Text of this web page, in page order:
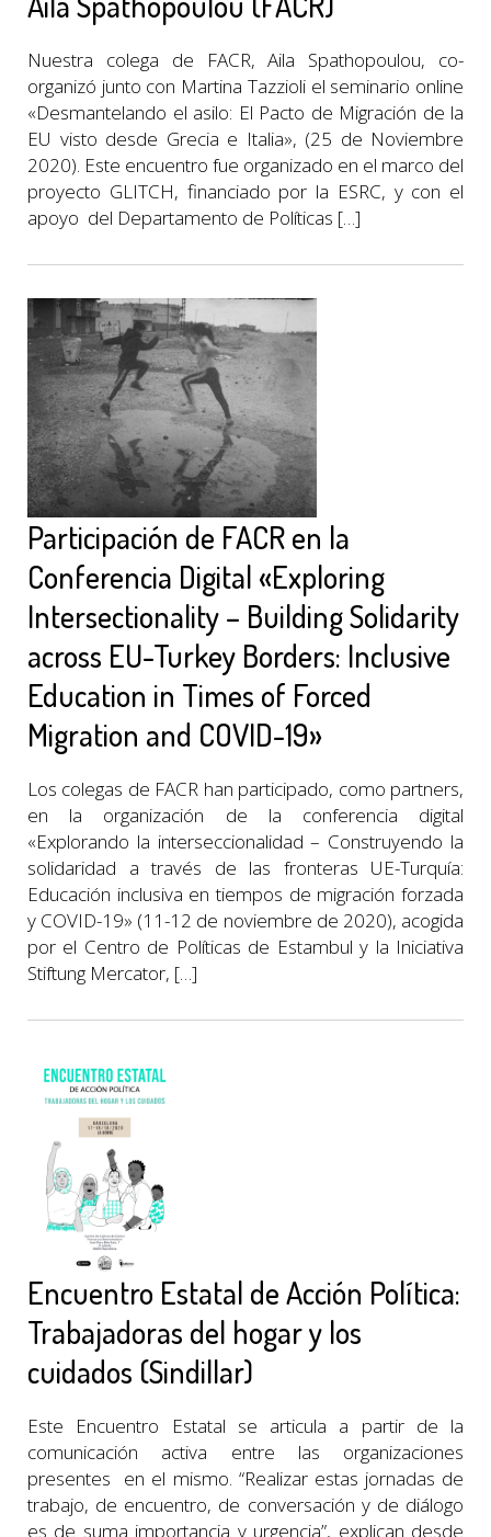
Nuestra colega de FACR, Aila Spathopoulou, co-
organizó junto con Martina Tazzioli el seminario online
«Desmantelando el asilo: El Pacto de Migración de la
EU visto desde Grecia e Italia», (25 de Noviembre
2020). Este encuentro fue organizado en el marco del
proyecto GLITCH, financiado por la ESRC, y con el
apoyo del Departamento de Políticas […]
Participación de FACR en la
Conferencia Digital «Exploring
Intersectionality – Building Solidarity
across EU-Turkey Borders: Inclusive
Education in Times of Forced
Migration and COVID-19»
Los colegas de FACR han participado, como partners,
en la organización de la conferencia digital
«Explorando la interseccionalidad – Construyendo la
solidaridad a través de las fronteras UE-Turquía:
Educación inclusiva en tiempos de migración forzada
y COVID-19» (11-12 de noviembre de 2020), acogida
por el Centro de Políticas de Estambul y la Iniciativa
Stiftung Mercator, […]
Encuentro Estatal de Acción Política:
Trabajadoras del hogar y los
cuidados (Sindillar)
Este Encuentro Estatal se articula a partir de la
comunicación activa entre las organizaciones
presentes en el mismo. “Realizar estas jornadas de
trabajo, de encuentro, de conversación y de diálogo
es de suma importancia y urgencia”, explican desde